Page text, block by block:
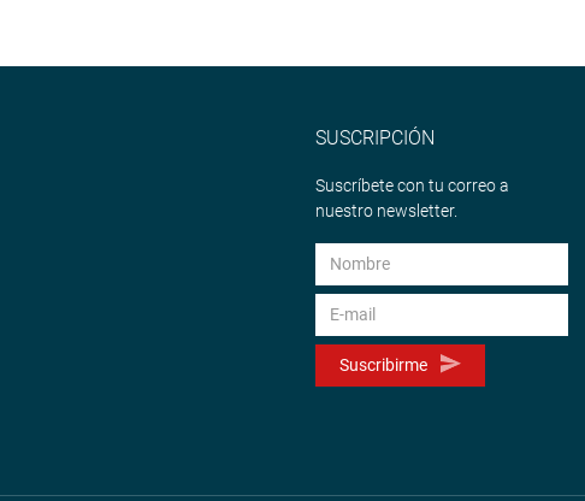
SUSCRIPCIÓN
Suscríbete con tu correo a
nuestro newsletter.
Suscribirme